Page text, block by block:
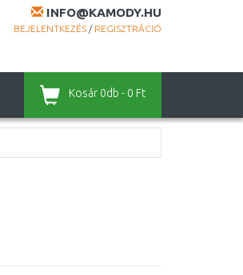
INFO@KAMODY.HU
BEJELENTKEZÉS / REGISZTRÁCIÓ
Kosár 0db - 0 Ft